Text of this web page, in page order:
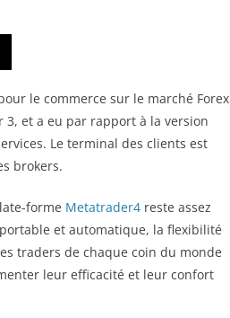
le commerce sur le marché Forex
3, et a eu par rapport à la version
Le terminal des clients est
brokers.
forme Metatrader4 reste assez
et automatique, la flexibilité
traders de chaque coin du monde
leur efficacité et leur confort